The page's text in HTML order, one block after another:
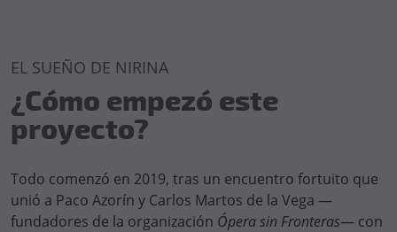
EL SUEÑO DE NIRINA
¿Cómo empezó este
proyecto?
Todo comenzó en 2019, tras un encuentro fortuito que
unió a Paco Azorín y Carlos Martos de la Vega —
fundadores de la organización Ópera sin Fronteras— con